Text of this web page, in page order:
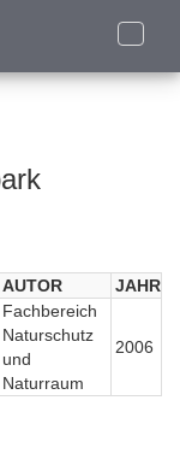
Toggle
AUTOR JAHR
Fachbereich
Naturschutz
und
Naturraum
2006